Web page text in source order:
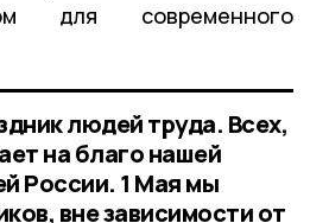
для современного
людей труда. Всех,
на благо нашей
России. 1 Мая мы
вне зависимости от